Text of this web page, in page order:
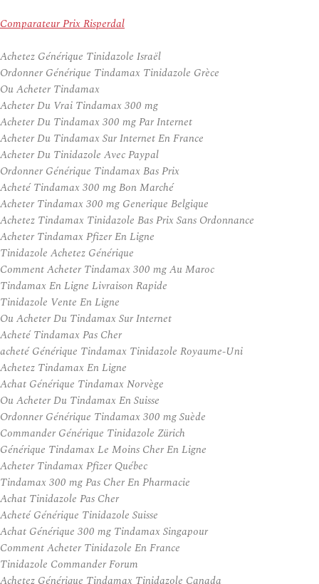
Comparateur Prix Risperdal
Achetez Générique Tinidazole Israël
Ordonner Générique Tindamax Tinidazole Grèce
Ou Acheter Tindamax
Acheter Du Vrai Tindamax 300 mg
Acheter Du Tindamax 300 mg Par Internet
Acheter Du Tindamax Sur Internet En France
Acheter Du Tinidazole Avec Paypal
Ordonner Générique Tindamax Bas Prix
Acheté Tindamax 300 mg Bon Marché
Acheter Tindamax 300 mg Generique Belgique
Achetez Tindamax Tinidazole Bas Prix Sans Ordonnance
Acheter Tindamax Pfizer En Ligne
Tinidazole Achetez Générique
Comment Acheter Tindamax 300 mg Au Maroc
Tindamax En Ligne Livraison Rapide
Tinidazole Vente En Ligne
Ou Acheter Du Tindamax Sur Internet
Acheté Tindamax Pas Cher
acheté Générique Tindamax Tinidazole Royaume-Uni
Achetez Tindamax En Ligne
Achat Générique Tindamax Norvège
Ou Acheter Du Tindamax En Suisse
Ordonner Générique Tindamax 300 mg Suède
Commander Générique Tinidazole Zürich
Générique Tindamax Le Moins Cher En Ligne
Acheter Tindamax Pfizer Québec
Tindamax 300 mg Pas Cher En Pharmacie
Achat Tinidazole Pas Cher
Acheté Générique Tinidazole Suisse
Achat Générique 300 mg Tindamax Singapour
Comment Acheter Tinidazole En France
Tinidazole Commander Forum